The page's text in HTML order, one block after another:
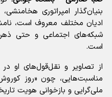
بنیان‌گذار امپراتوری
ادیان مختلف معروف است،
شبکه‌های اجتماعی و حتی
است.
از تصاویر و نقل‌قول‌های او
مناسبت‌هایی، چون «روز
ملی‌گرایی و بازخوانی هویت